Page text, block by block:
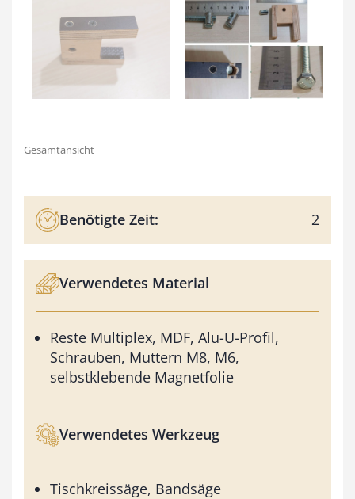
Gesamtansicht
Benötigte Zeit: 2
Verwendetes Material
Reste Multiplex, MDF, Alu-U-Profil,
Schrauben, Muttern M8, M6,
selbstklebende Magnetfolie
Verwendetes Werkzeug
Tischkreissäge, Bandsäge